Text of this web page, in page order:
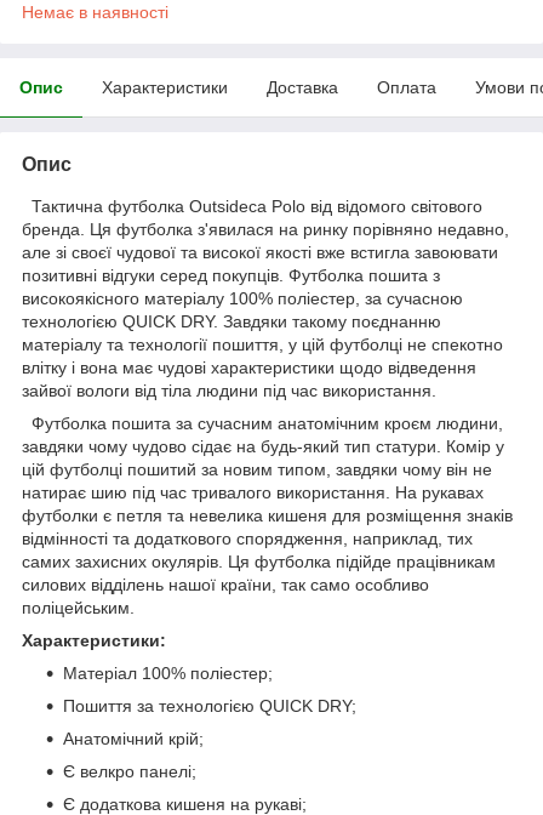
Немає в наявності
Опис Характеристики Доставка Оплата Умови
Опис
Тактична футболка Outsideca Polo від відомого світового
бренда. Ця футболка з'явилася на ринку порівняно недавно,
але зі своєї чудової та високої якості вже встигла завоювати
позитивні відгуки серед покупців. Футболка пошита з
високоякісного матеріалу 100% поліестер, за сучасною
технологією QUICK DRY. Завдяки такому поєднанню
матеріалу та технології пошиття, у цій футболці не спекотно
влітку і вона має чудові характеристики щодо відведення
зайвої вологи від тіла людини під час використання.
Футболка пошита за сучасним анатомічним кроєм людини,
завдяки чому чудово сідає на будь-який тип статури. Комір у
цій футболці пошитий за новим типом, завдяки чому він не
натирає шию під час тривалого використання. На рукавах
футболки є петля та невелика кишеня для розміщення знаків
відмінності та додаткового спорядження, наприклад, тих
самих захисних окулярів. Ця футболка підійде працівникам
силових відділень нашої країни, так само особливо
поліцейським.
Характеристики:
Матеріал 100% поліестер;
Пошиття за технологією QUICK DRY;
Анатомічний крій;
Є велкро панелі;
Є додаткова кишеня на рукаві;